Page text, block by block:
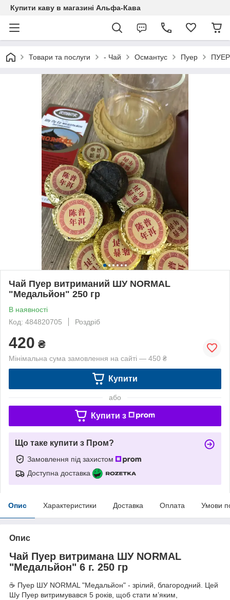
Купити каву в магазині Альфа-Кава
Товари та послуги - Чай Османтус Пуер
Чай Пуер витриманий ШУ NORMAL
"Медальйон" 250 гр
В наявності
Код: 484820705
Роздріб
420 ₴
Мінімальна сума замовлення на сайті — 450 ₴
Купити
або
Купити з
Що таке купити з Пром?
Замовлення під захистом
Доступна доставка
Опис Характеристики Доставка Оплата Умови
Опис
Чай Пуер витримана ШУ NORMAL
"Медальйон" 6 г. 250 гр
☕️ Пуер ШУ NORMAL "Медальйон" - зрілий, благородний. Цей
Шу Пуер витримувався 5 років, щоб стати м’яким,